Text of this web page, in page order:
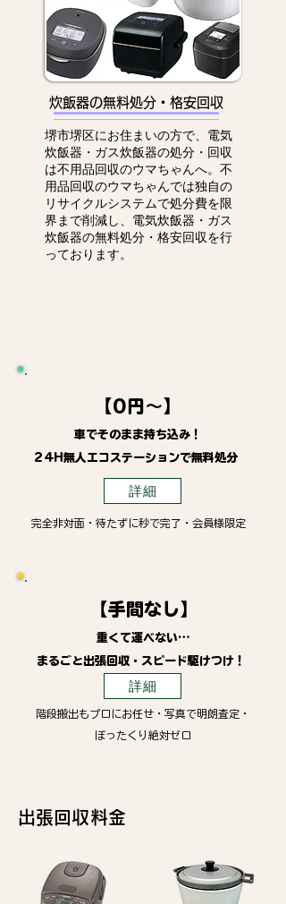
炊飯器の無料処分・格安回収
堺市堺区にお住まいの方で、電気
炊飯器・ガス炊飯器の処分・回収
は不用品回収のウマちゃんへ。不
用品回収のウマちゃんでは独自の
リサイクルシステムで処分費を限
界まで削減し、電気炊飯器・ガス
炊飯器の無料処分・格安回収を行
っております。
【0円～】
車でそのまま持ち込み！
24H無人エコステーションで無料処分
詳細
完全非対面・待たずに秒で完了・会員様限定
【手間なし】
重くて運べない…
まるごと出張回収・スピード駆けつけ！
詳細
階段搬出もプロにお任せ・写真で明朗査定・
ぼったくり絶対ゼロ
​出張回収料金